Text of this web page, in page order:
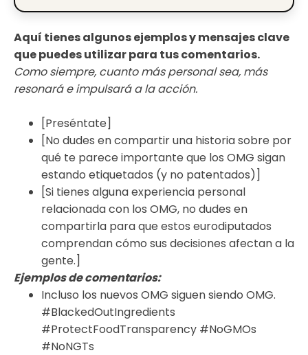
Aquí tienes algunos ejemplos y mensajes clave
que puedes utilizar para tus comentarios.
Como siempre, cuanto más personal sea, más
resonará e impulsará a la acción.
[Preséntate]
[No dudes en compartir una historia sobre por
qué te parece importante que los OMG sigan
estando etiquetados (y no patentados)]
[Si tienes alguna experiencia personal
relacionada con los OMG, no dudes en
compartirla para que estos eurodiputados
comprendan cómo sus decisiones afectan a la
gente.]
Ejemplos de comentarios:
Incluso los nuevos OMG siguen siendo OMG.
#BlackedOutIngredients
#ProtectFoodTransparency #NoGMOs
#NoNGTs